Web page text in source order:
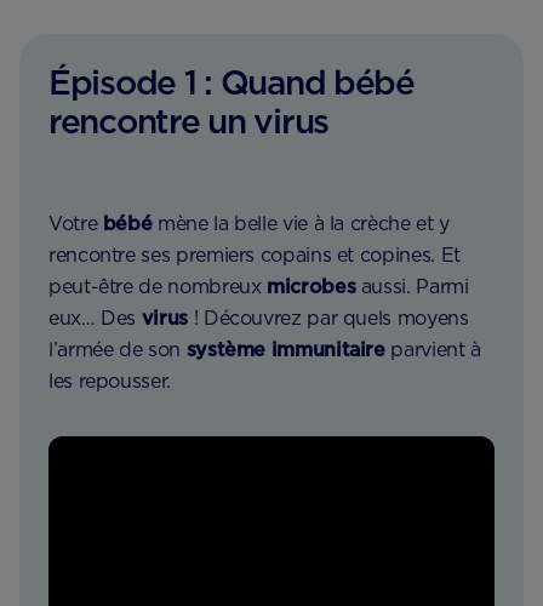
Épisode 1 : Quand bébé
rencontre un virus
Votre bébémène la belle vie à la crèche et y
rencontre ses premiers copains et copines. Et
peut-être de nombreux microbesaussi. Parmi
eux… Des virus! Découvrez par quels moyens
l’armée de son système immunitaire parvient à
les repousser.